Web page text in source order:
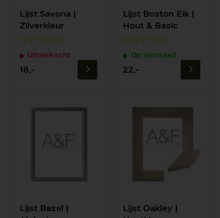
Lijst Savona |
Zilverkleur
Uitverkocht
18,-
Lijst Boston Eik |
Hout & Basic
Op voorraad
22,-
Lijst Bazel |
Lijst Oakley |